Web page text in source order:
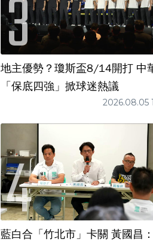
地主優勢？瓊斯盃8/14開打 中
「保底四強」掀球迷熱議
2026.08.05
藍白合「竹北市」卡關 黃國昌